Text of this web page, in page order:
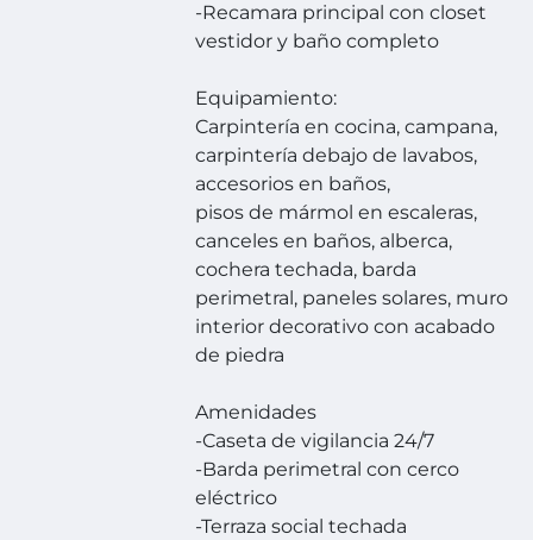
-Recamara principal con closet
vestidor y baño completo
Equipamiento:
Carpintería en cocina, campana,
carpintería debajo de lavabos,
accesorios en baños,
pisos de mármol en escaleras,
canceles en baños, alberca,
cochera techada, barda
perimetral, paneles solares, muro
interior decorativo con acabado
de piedra
Amenidades
-Caseta de vigilancia 24/7
-Barda perimetral con cerco
eléctrico
-Terraza social techada